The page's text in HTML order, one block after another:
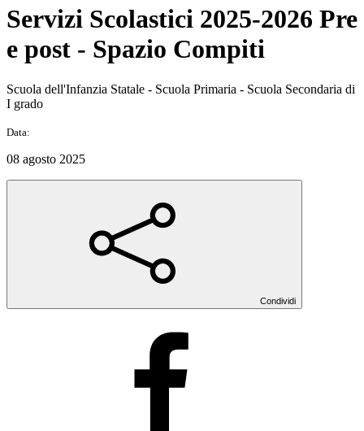
Servizi Scolastici 2025-2026 Pre
e post - Spazio Compiti
Scuola dell'Infanzia Statale - Scuola Primaria - Scuola Secondaria di
I grado
Data:
08 agosto 2025
Condividi